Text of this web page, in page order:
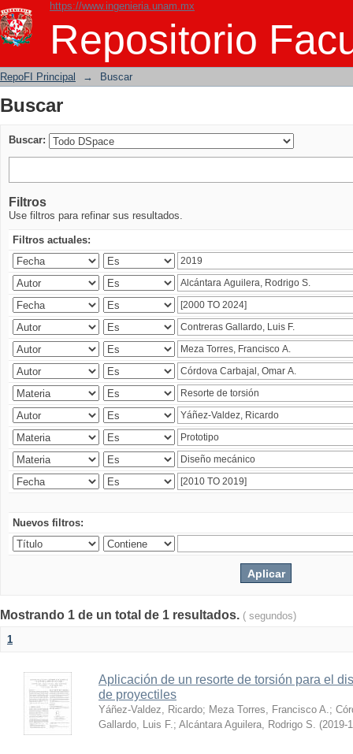
https://www.ingenieria.unam.mx
Repositorio
Buscar
RepoFI Principal → Buscar
Buscar
Buscar:
Filtros
Use filtros para refinar sus resultados.
Filtros actuales:
Nuevos filtros:
Mostrando 1 de un total de 1 resultados. ( segundos)
1
Aplicación de un resorte de torsión para el
de proyectiles
Yáñez-Valdez, Ricardo; Meza Torres, Francisco A.;
Gallardo, Luis F.; Alcántara Aguilera, Rodrigo S. (2019-